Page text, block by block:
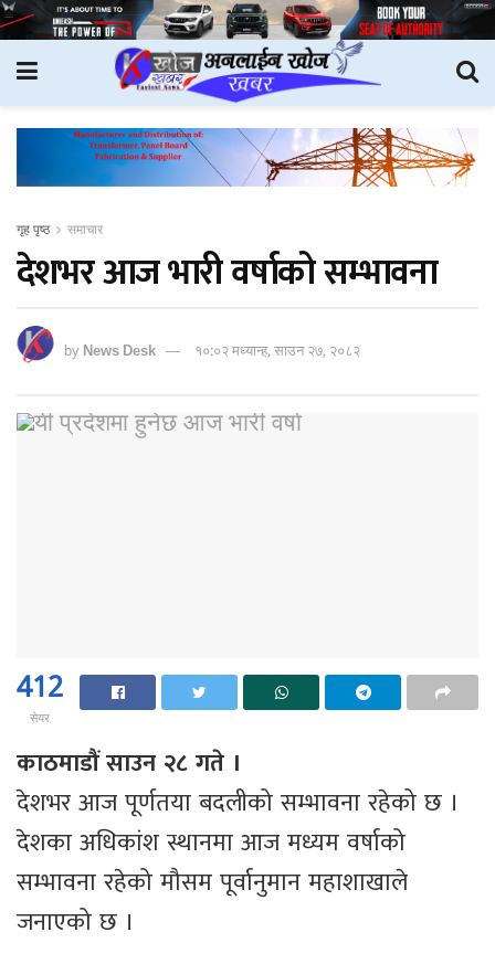
गृह पृष्ठ समाचार
देशभर आज भारी वर्षाको सम्भावना
byNews Desk १०:०२ मध्यान्ह, साउन २७, २०८२
412
सेयर
काठमाडौं साउन २८ गते ।
देशभर आज पूर्णतया बदलीको सम्भावना रहेको छ ।
देशका अधिकांश स्थानमा आज मध्यम वर्षाको
सम्भावना रहेको मौसम पूर्वानुमान महाशाखाले
जनाएको छ ।